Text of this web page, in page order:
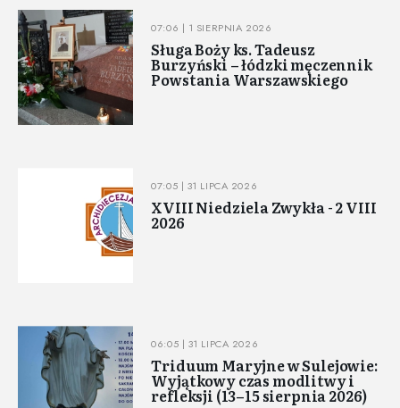
07:06 | 1 SIERPNIA 2026
Sługa Boży ks. Tadeusz
Burzyński – łódzki męczennik
Powstania Warszawskiego
07:05 | 31 LIPCA 2026
XVIII Niedziela Zwykła - 2 VIII
2026
06:05 | 31 LIPCA 2026
Triduum Maryjne w Sulejowie:
Wyjątkowy czas modlitwy i
refleksji (13–15 sierpnia 2026)